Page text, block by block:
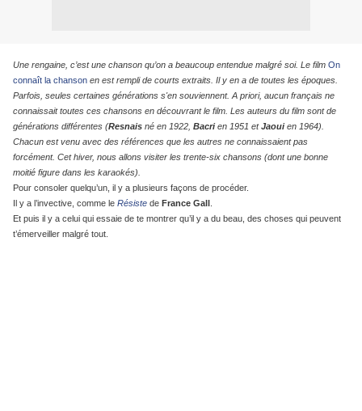
Une rengaine, c’est une chanson qu’on a beaucoup entendue malgré soi. Le film On
connaît la chanson en est rempli de courts extraits. Il y en a de toutes les époques.
Parfois, seules certaines générations s'en souviennent. A priori, aucun français ne
connaissait toutes ces chansons en découvrant le film. Les auteurs du film sont de
générations différentes (Resnais né en 1922, Bacrien 1951 etJaouien 1964).
Chacun est venu avec des références que les autres ne connaissaient pas
forcément. Cet hiver, nous allons visiter les trente-six chansons (dont une bonne
moitié figure dans les karaokés).
Pour consoler quelqu’un, il y a plusieurs façons de procéder.
Il y a l’invective, comme le Résiste de France Gall
Et puis il y a celui qui essaie de te montrer qu’il y a du beau, des choses qui peuvent
t’émerveiller malgré tout.